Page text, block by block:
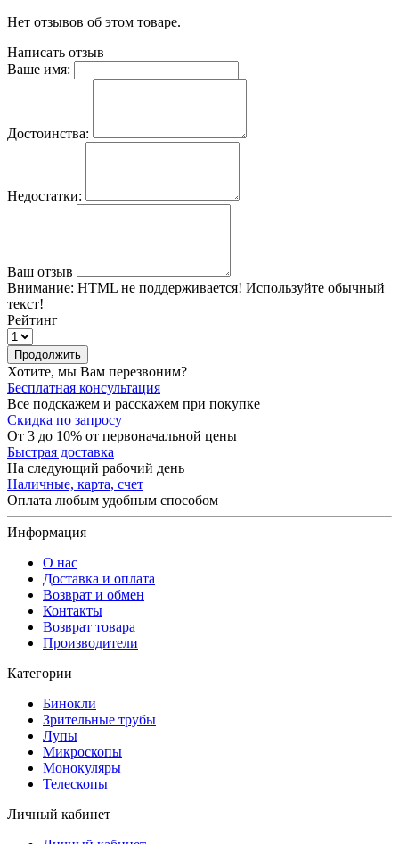
Нет отзывов об этом товаре.
Написать отзыв
Ваше имя:
Достоинства:
Недостатки:
Ваш отзыв
Внимание: HTML не поддерживается! Используйте обычный
текст!
Рейтинг
Продолжить
Хотите, мы Вам перезвоним?
Бесплатная консультация
Все подскажем и расскажем при покупке
Скидка по запросу
От 3 до 10% от первоначальной цены
Быстрая доставка
На следующий рабочий день
Наличные, карта, счет
Оплата любым удобным способом
Информация
О нас
Доставка и оплата
Возврат и обмен
Контакты
Возврат товара
Производители
Категории
Бинокли
Зрительные трубы
Лупы
Микроскопы
Монокуляры
Телескопы
Личный кабинет